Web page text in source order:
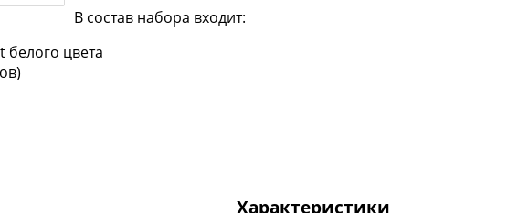
В состав набора входит:
белого цвета
Характеристики